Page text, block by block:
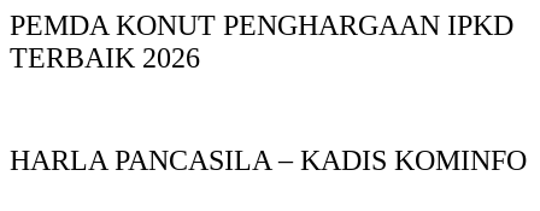
PEMDA KONUT PENGHARGAAN IPKD
TERBAIK 2026
HARLA PANCASILA – KADIS KOMINFO